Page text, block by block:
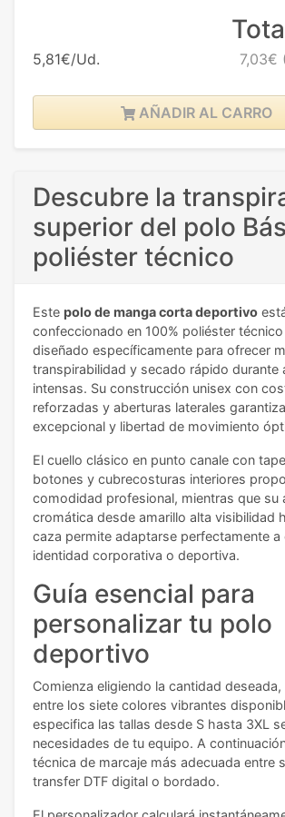
5,81€/Ud. 7,03€
AÑADIR AL CARRO
Descubre la
superior del polo
poliéster técnico
Este polo de manga corta deportivo
confeccionado en 100% poliéster
diseñado específicamente para ofrecer
transpirabilidad y secado rápido durante
intensas. Su construcción unisex con
reforzadas y aberturas laterales
excepcional y libertad de movimiento
El cuello clásico en punto canale con
botones y cubrecosturas interiores
comodidad profesional, mientras que su
cromática desde amarillo alta visibilidad
caza permite adaptarse perfectamente a
identidad corporativa o deportiva.
Guía esencial para
personalizar tu polo
deportivo
Comienza eligiendo la cantidad deseada,
entre los siete colores vibrantes
especifica las tallas desde S hasta 3XL
necesidades de tu equipo. A
técnica de marcaje más adecuada entre
transfer DTF digital o bordado.